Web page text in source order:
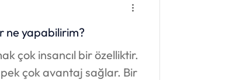
ne yapabilirim?
çok insancıl bir özelliktir.
çok avantaj sağlar. Bir